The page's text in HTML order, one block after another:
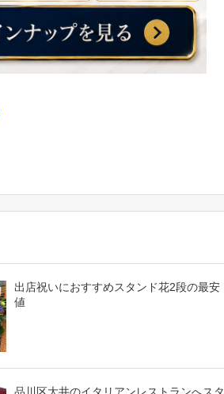
出店祝いにおすすめスタンド花2段の最安
値